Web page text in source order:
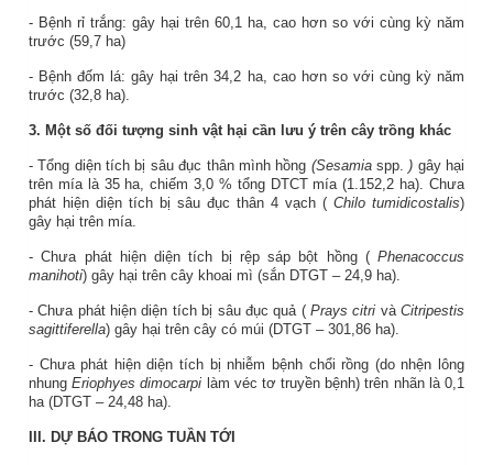
- Bệnh rỉ trắng: gây hại trên 60,1 ha, cao hơn so với cùng kỳ năm
trước (59,7 ha)
- Bệnh đốm lá:gây hại trên34,2 ha, cao hơn so với cùng kỳ năm
trước (32,8 ha)
3. Một số đối tượng sinh vật hại cần lưu ý trên cây trồng khác
- Tổng diện tích bị sâu đục thân mình hồng (Sesamia spp. ) gây hại
trên mía là 35 ha, chiếm 3,0 % tổng DTCT mía (1.152,2 ha). Chưa
phát hiện diện tích bị sâu đục thân 4 vạch ( Chilo tumidicostalis)
gây hại trên mía.
- Chưa phát hiện diện tích bị rệp sáp bột hồng ( Phenacoccus
manihoti) gây hại trên cây khoai mì (sắn DTGT – 24,9 ha).
- Chưa phát hiện diện tích bị sâu đục quả ( Prays citri vàCitripestis
sagittiferella) gây hại trên cây có múi (DTGT – 301,86 ha).
- Chưa phát hiện diện tích bị nhiễm bệnh chổi rồng (do nhện lông
nhungEriophyes dimocarpi làm véc tơ truyền bệnh) trên nhãn là 0,1
ha (DTGT – 24,48 ha).
III. DỰ BÁO TRONG TUẦN TỚI